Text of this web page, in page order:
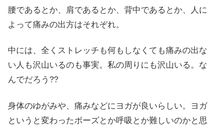
腰であるとか、肩であるとか、背中であるとか、人に
よって痛みの出方はそれぞれ。
中には、全くストレッチも何もしなくても痛みの出な
い人も沢山いるのも事実。私の周りにも沢山いる。な
んでだろう??
身体のゆがみや、痛みなどにヨガが良いらしい。ヨガ
というと変わったボーズとか呼吸とか難しいのかと思